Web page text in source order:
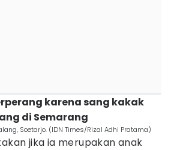
karena sang kakak
di Semarang
Soetarjo. (IDN Times/Rizal Adhi Pratama)
jika ia merupakan anak